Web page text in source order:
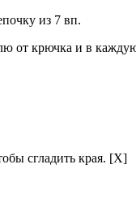
из 7 вп.
от крючка и в
сгладить края. [X]